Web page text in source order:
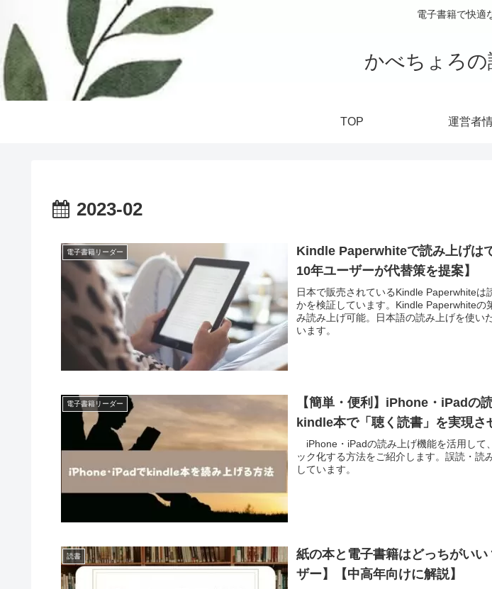
電子書籍で快適
かべちょろ
TOP 運営者
2023-02
電子書籍リーダー
Kindle Paperwhiteで読み上げは
10年ユーザーが代替策を提案】
日本で販売されているKindle Paperwhiteは
かを検証しています。Kindle Paperwhiteの
み読み上げ可能。日本語の読み上げを使い
います。
電子書籍リーダー
【簡単・便利】iPhone・iPadの
kindle本で「聴く読書」を実現さ
iPhone・iPadの読み上げ機能を活用して
ック化する方法をご紹介します。誤読・読
しています。
読書
紙の本と電子書籍はどっちがい
ザー】【中高年向けに解説】